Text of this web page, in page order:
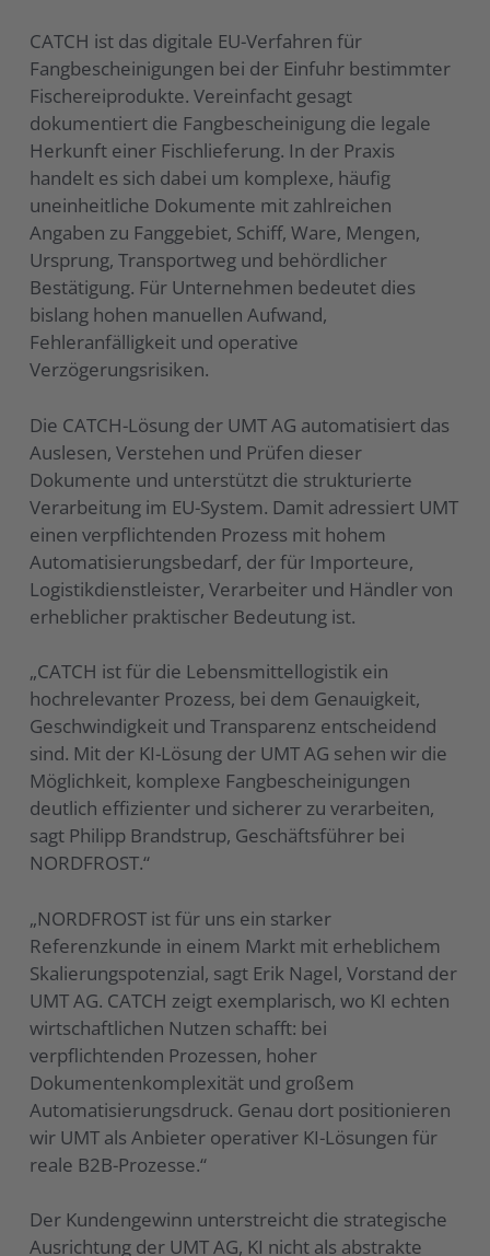
CATCH ist das digitale EU-Verfahren für
Fangbescheinigungen bei der Einfuhr bestimmter
Fischereiprodukte. Vereinfacht gesagt
dokumentiert die Fangbescheinigung die legale
Herkunft einer Fischlieferung. In der Praxis
handelt es sich dabei um komplexe, häufig
uneinheitliche Dokumente mit zahlreichen
Angaben zu Fanggebiet, Schiff, Ware, Mengen,
Ursprung, Transportweg und behördlicher
Bestätigung. Für Unternehmen bedeutet dies
bislang hohen manuellen Aufwand,
Fehleranfälligkeit und operative
Verzögerungsrisiken.
Die CATCH-Lösung der UMT AG automatisiert das
Auslesen, Verstehen und Prüfen dieser
Dokumente und unterstützt die strukturierte
Verarbeitung im EU-System. Damit adressiert UMT
einen verpflichtenden Prozess mit hohem
Automatisierungsbedarf, der für Importeure,
Logistikdienstleister, Verarbeiter und Händler von
erheblicher praktischer Bedeutung ist.
„CATCH ist für die Lebensmittellogistik ein
hochrelevanter Prozess, bei dem Genauigkeit,
Geschwindigkeit und Transparenz entscheidend
sind. Mit der KI-Lösung der UMT AG sehen wir die
Möglichkeit, komplexe Fangbescheinigungen
deutlich effizienter und sicherer zu verarbeiten,
sagt Philipp Brandstrup, Geschäftsführer bei
NORDFROST.“
„NORDFROST ist für uns ein starker
Referenzkunde in einem Markt mit erheblichem
Skalierungspotenzial, sagt Erik Nagel, Vorstand der
UMT AG. CATCH zeigt exemplarisch, wo KI echten
wirtschaftlichen Nutzen schafft: bei
verpflichtenden Prozessen, hoher
Dokumentenkomplexität und großem
Automatisierungsdruck. Genau dort positionieren
wir UMT als Anbieter operativer KI-Lösungen für
reale B2B-Prozesse.“
Der Kundengewinn unterstreicht die strategische
Ausrichtung der UMT AG, KI nicht als abstrakte